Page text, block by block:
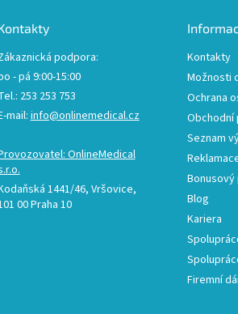
podpora:
- pá 9:00-15:00
253 253 753
mail: info@onlinemedical.cz
OnlineMedical
1441/46, Vršovice,
00 Praha 10
Kontakty
Možnosti
Ochrana
Obchodní
Seznam
Blog
Kariera
Firemní